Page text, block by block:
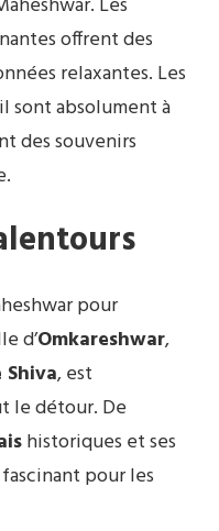
offrent des
relaxantes. Les
sont absolument à
des souvenirs
pour
d’Omkareshwar,
, est
le détour. De
historiques et ses
pour les